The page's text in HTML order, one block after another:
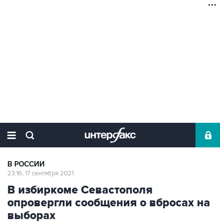
В РОССИИ
23:16, 17 сентября 2021
В избиркоме Севастополя
опровергли сообщения о вбросах на
выборах